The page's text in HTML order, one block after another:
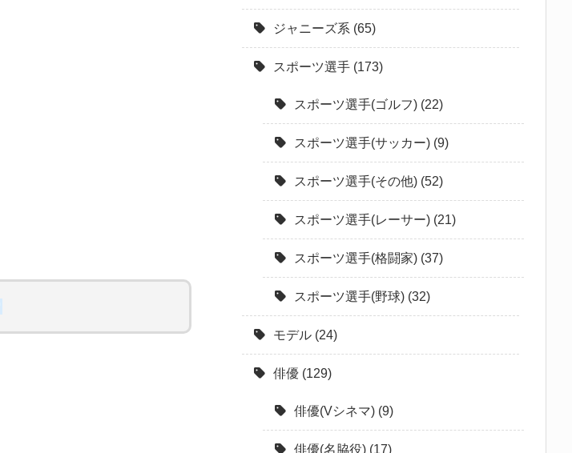
ジャニーズ系 (65)
スポーツ選手 (173)
スポーツ選手(ゴルフ) (22)
スポーツ選手(サッカー) (9)
スポーツ選手(その他) (52)
スポーツ選手(レーサー) (21)
スポーツ選手(格闘家) (37)
スポーツ選手(野球) (32)
モデル (24)
俳優 (129)
俳優(Vシネマ) (9)
俳優(名脇役) (17)